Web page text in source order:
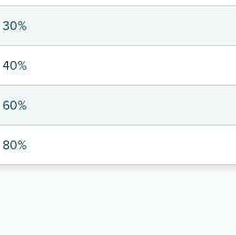
30%
40%
60%
80%